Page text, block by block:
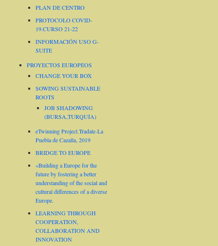
PLAN DE CENTRO
PROTOCOLO COVID-
19.CURSO 21-22
INFORMACIÓN USO G-
SUITE
PROYECTOS EUROPEOS
CHANGE YOUR BOX
SOWING SUSTAINABLE
ROOTS
JOB SHADOWING
(BURSA,TURQUÍA)
eTwinning Project.Tradate-La
Puebla de Cazalla, 2019
BRIDGE TO EUROPE
«Building a Europe for the
future by fostering a better
understanding of the social and
cultural differences of a diverse
Europe.
LEARNING THROUGH
COOPERATION,
COLLABORATION AND
INNOVATION